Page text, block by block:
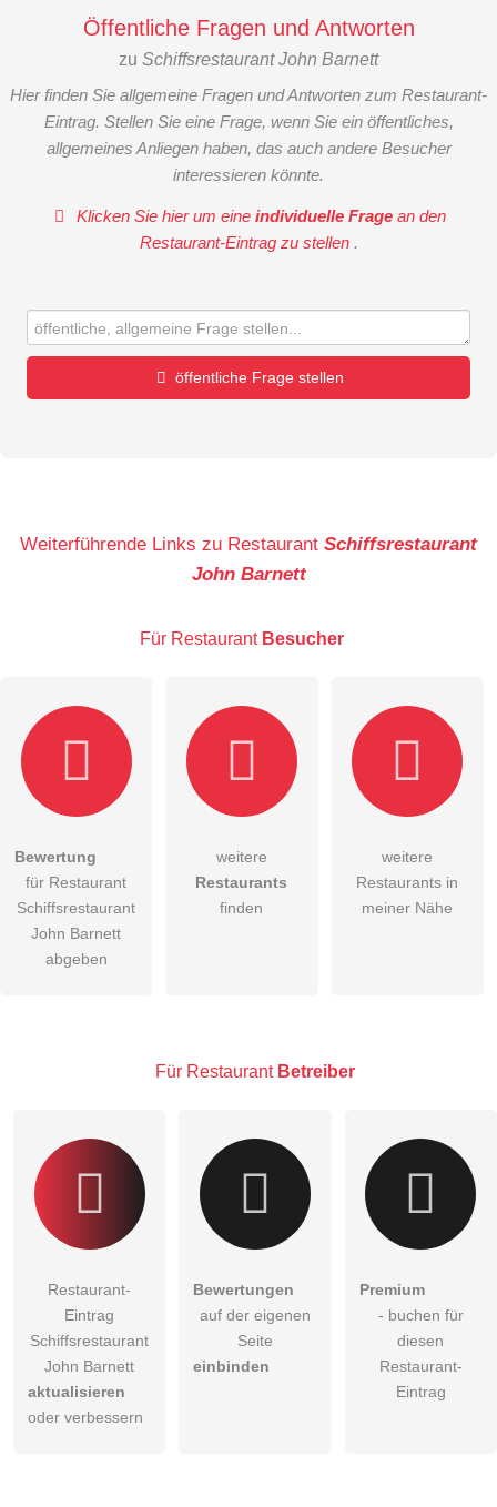
Öffentliche Fragen und Antworten
zu Schiffsrestaurant John Barnett
Hier finden Sie allgemeine Fragen und Antworten zum Restaurant-
Eintrag. Stellen Sie eine Frage, wenn Sie ein öffentliches,
allgemeines Anliegen haben, das auch andere Besucher
interessieren könnte.
Klicken Sie hier um eineindividuelle Frage an den
Restaurant-Eintrag zu stellen .
öffentliche Frage stellen
Die Datenschutzerklärunghabe ich zur Kenntnis genommen.
öffentliche Frage stellen
Restaurant-Eintrag zu stellen.
Weiterführende Links zu Restaurant Schiffsrestaurant
John Barnett
Für Restaurant Besucher
Bewertung
für Restaurant
Schiffsrestaurant
John Barnett
abgeben
weitere
Restaurants
finden
weitere
Restaurants in
meiner Nähe
Für Restaurant Betreiber
Restaurant-
Eintrag
Schiffsrestaurant
John Barnett
aktualisieren
oder verbessern
Bewertungen
auf der eigenen
Seite
einbinden
Premium
- buchen für
diesen
Restaurant-
Eintrag